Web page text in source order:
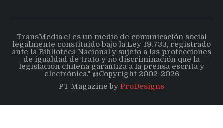
TransMedia.cl es un medio de comunicación social
legalmente constituido bajo la Ley 19.733, registrado
ante la Biblioteca Nacional y sujeto a las protecciones
de igualdad de trato y no discriminación que la
legislación chilena garantiza a la prensa escrita y
electrónica." @Copyright 2002-2026
PT Magazine by ProDesigns